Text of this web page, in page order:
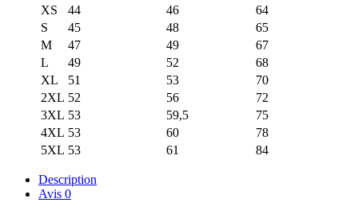
XS
44 46
64
S
45 48
65
M
47 49
67
L
49 52
68
XL
51 53
70
2XL 52 56
72
3XL 53 59,5
75
4XL 53 60
78
5XL 53 61 84
Description
Avis 0